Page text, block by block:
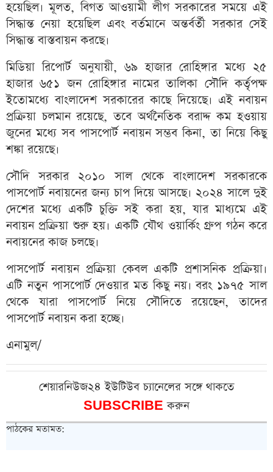
হয়েছিল। মূলত, বিগত আওয়ামী লীগ সরকারের সময়ে এই
সিদ্ধান্ত নেয়া হয়েছিল এবং বর্তমানে অন্তর্বর্তী সরকার সেই
সিদ্ধান্ত বাস্তবায়ন করছে।
মিডিয়া রিপোর্ট অনুযায়ী, ৬৯ হাজার রোহিঙ্গার মধ্যে ২৫
হাজার ৬৫১ জন রোহিঙ্গার নামের তালিকা সৌদি কর্তৃপক্ষ
ইতোমধ্যে বাংলাদেশ সরকারের কাছে দিয়েছে। এই নবায়ন
প্রক্রিয়া চলমান রয়েছে, তবে অর্থনৈতিক বরাদ্দ কম হওয়ায়
জুনের মধ্যে সব পাসপোর্ট নবায়ন সম্ভব কিনা, তা নিয়ে কিছু
শঙ্কা রয়েছে।
সৌদি সরকার ২০১০ সাল থেকে বাংলাদেশ সরকারকে
পাসপোর্ট নবায়নের জন্য চাপ দিয়ে আসছে। ২০২৪ সালে দুই
দেশের মধ্যে একটি চুক্তি সই করা হয়, যার মাধ্যমে এই
নবায়ন প্রক্রিয়া শুরু হয়। একটি যৌথ ওয়ার্কিং গ্রুপ গঠন করে
নবায়নের কাজ চলছে।
পাসপোর্ট নবায়ন প্রক্রিয়া কেবল একটি প্রশাসনিক প্রক্রিয়া।
এটি নতুন পাসপোর্ট দেওয়ার মত কিছু নয়। বরং ১৯৭৫ সাল
থেকে যারা পাসপোর্ট নিয়ে সৌদিতে রয়েছেন, তাদের
পাসপোর্ট নবায়ন করা হচ্ছে।
এনামুল/
শেয়ারনিউজ২৪ ইউটিউব চ্যানেলের সঙ্গে থাকতে
SUBSCRIBEকরুন
পাঠকের মতামত: